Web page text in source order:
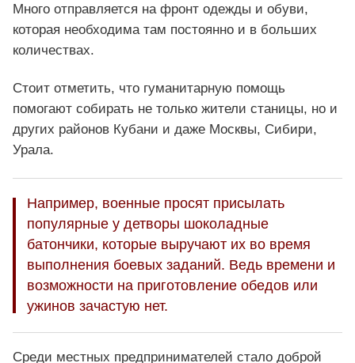
Много отправляется на фронт одежды и обуви,
которая необходима там постоянно и в больших
количествах.
Стоит отметить, что гуманитарную помощь
помогают собирать не только жители станицы, но и
других районов Кубани и даже Москвы, Сибири,
Урала.
Например, военные просят присылать
популярные у детворы шоколадные
батончики, которые выручают их во время
выполнения боевых заданий. Ведь времени и
возможности на приготовление обедов или
ужинов зачастую нет.
Среди местных предпринимателей стало доброй